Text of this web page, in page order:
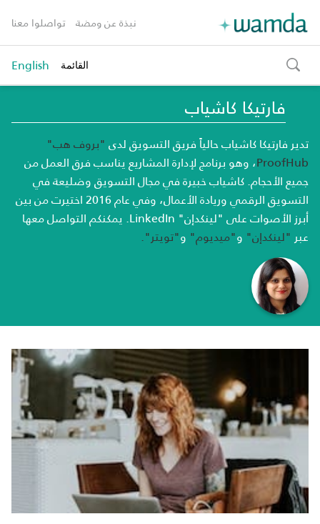
نبذة عن ومضة تواصلوا معنا
toggle
search
القائمة English
فارتيكا كاشياب
تدير فارتيكا كاشياب حالياً فريق التسويق لدى"بروف هب"
ProofHub، وهو برنامج لإدارة المشاريع يناسب فرق العمل من
جميع الأحجام. كاشياب خبيرة في مجال التسويق وضليعة في
التسويق الرقمي وريادة الأعمال، وفي عام 2016 اختيرت من بين
أبرز الأصوات على "لينكدإن" LinkedIn. يمكنكم التواصل معها
عبر"لينكدإن" و"ميديوم" و"تويتر".